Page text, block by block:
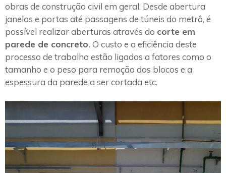
obras de construção civil em geral. Desde abertura
janelas e portas até passagens de túneis do metrô, é
possível realizar aberturas através do corte em
parede de concreto. O custo e a eficiência deste
processo de trabalho estão ligados a fatores como o
tamanho e o peso para remoção dos blocos e a
espessura da parede a ser cortada etc.